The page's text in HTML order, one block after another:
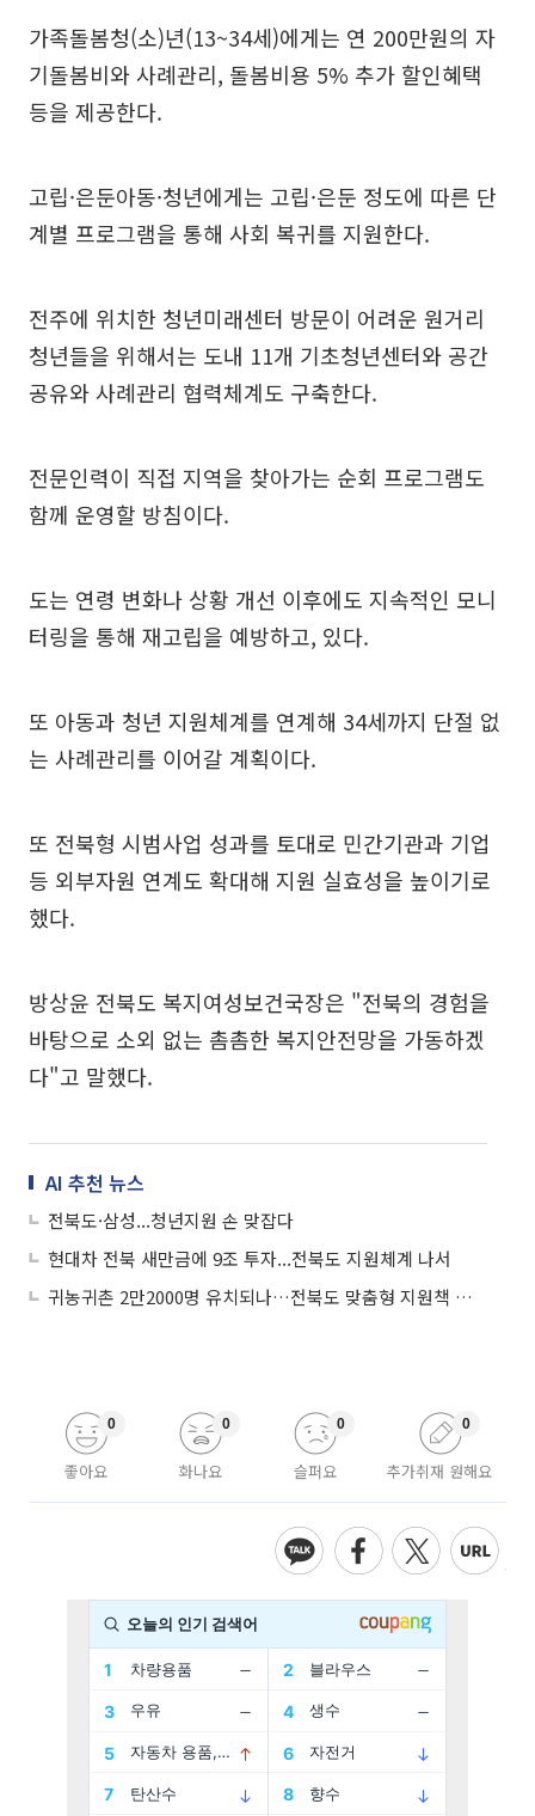
가족돌봄청(소)년(13~34세)에게는 연 200만원의 자
기돌봄비와 사례관리, 돌봄비용 5% 추가 할인혜택
등을 제공한다.
고립·은둔아동·청년에게는 고립·은둔 정도에 따른 단
계별 프로그램을 통해 사회 복귀를 지원한다.
전주에 위치한 청년미래센터 방문이 어려운 원거리
청년들을 위해서는 도내 11개 기초청년센터와 공간
공유와 사례관리 협력체계도 구축한다.
전문인력이 직접 지역을 찾아가는 순회 프로그램도
함께 운영할 방침이다.
도는 연령 변화나 상황 개선 이후에도 지속적인 모니
터링을 통해 재고립을 예방하고, 있다.
또 아동과 청년 지원체계를 연계해 34세까지 단절 없
는 사례관리를 이어갈 계획이다.
또 전북형 시범사업 성과를 토대로 민간기관과 기업
등 외부자원 연계도 확대해 지원 실효성을 높이기로
했다.
방상윤 전북도 복지여성보건국장은 "전북의 경험을
바탕으로 소외 없는 촘촘한 복지안전망을 가동하겠
다"고 말했다.
AI 추천 뉴스
전북도·삼성...청년지원 손 맞잡다
현대차 전북 새만금에 9조 투자...전북도 지원체계 나서
귀농귀촌 2만2000명 유치되나…전북도 맞춤형 지원책 가동
좋아요
0
화나요
0
슬퍼요
0
추가취재 원해요
0